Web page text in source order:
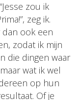
zou ik
zeg ik.
dan ook een
zodat ik mijn
die dingen waar
wat ik wel
op hun
Of je